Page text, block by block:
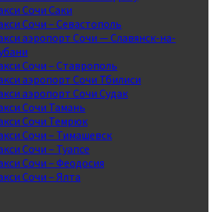
Сочи Саки
Сочи – Севастополь
аэропорт Сочи — Славянск-на-
Сочи – Ставрополь
аэропорт Сочи Тбилиси
аэропорт Сочи Судак
Сочи Тамань
Сочи Темрюк
Сочи – Тимашевск
Сочи – Туапсе
Сочи – Феодосия
Сочи – Ялта